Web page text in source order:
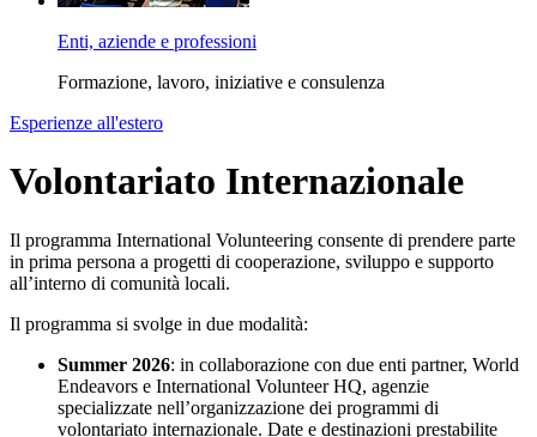
Enti, aziende e professioni
Formazione, lavoro, iniziative e consulenza
Esperienze all'estero
Volontariato Internazionale
Il programma International Volunteering consente di prendere parte
in prima persona a progetti di cooperazione, sviluppo e supporto
all’interno di comunità locali.
Il programma si svolge in due modalità:
Summer 2026: in collaborazione con due enti partner, World
Endeavors e International Volunteer HQ, agenzie
specializzate nell’organizzazione dei programmi di
volontariato internazionale. Date e destinazioni prestabilite